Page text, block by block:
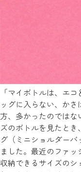
「マイボトルは、エ
ッグに入らない、か
方、多かったのではな
ズのボトルを見たと
グ（ミニショルダー
ました。最近のファ
収納できるサイズのシ